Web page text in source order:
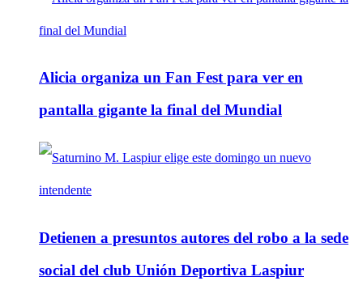
Alicia organiza un Fan Fest para ver en
pantalla gigante la final del Mundial
Detienen a presuntos autores del robo a la sede
social del club Unión Deportiva Laspiur